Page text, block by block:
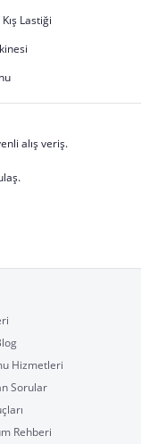
Lastiği
alış veriş.
Hizmetleri
Sorular
Rehberi